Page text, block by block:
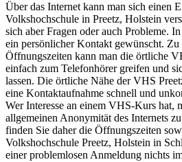
Über das Internet kann man sich einen
Volkshochschule in Preetz, Holstein
sich aber Fragen oder auch Probleme.
ein persönlicher Kontakt gewünscht. Zu
Öffnungszeiten kann man die örtliche
einfach zum Telefonhörer greifen und
lassen. Die örtliche Nähe der VHS
eine Kontaktaufnahme schnell und
Wer Interesse an einem VHS-Kurs hat,
allgemeinen Anonymität des Internets
finden Sie daher die Öffnungszeiten
Volkshochschule Preetz, Holstein in
einer problemlosen Anmeldung nichts